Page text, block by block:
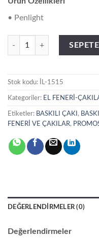
• Penlight
İL-1515 Penlight adet
Stok kodu: İL-1515
Kategoriler: EL FENERİ-
Etiketler: BASKILI ÇAKI ,
FENERİ VE ÇAKILAR,
DEĞERLENDIRMELER (0)
Değerlendirmeler